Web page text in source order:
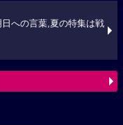
への言葉,夏の特集は戦